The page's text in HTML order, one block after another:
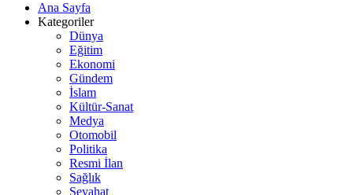
Ana Sayfa
Kategoriler
Dünya
Eğitim
Ekonomi
Gündem
İslam
Kültür-Sanat
Medya
Otomobil
Politika
Resmi İlan
Sağlık
Seyahat